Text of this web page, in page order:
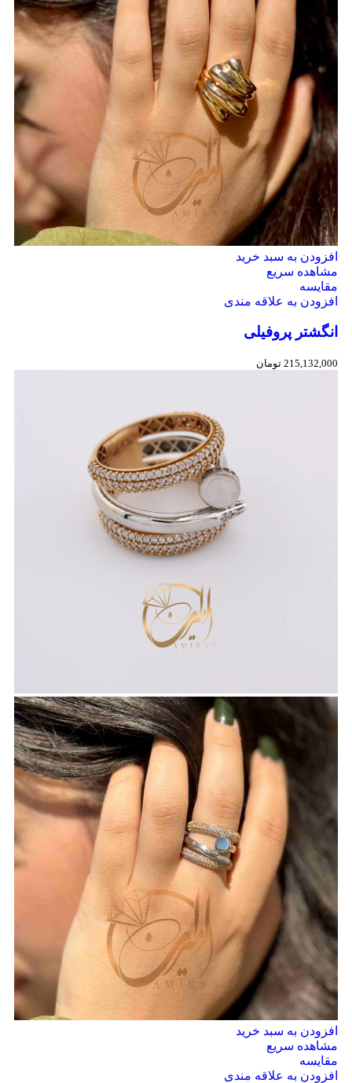
افزودن به سبد خرید
مشاهده سریع
مقایسه
افزودن به علاقه مندی
انگشتر پروفیلی
215,132,000 تومان
افزودن به سبد خرید
مشاهده سریع
مقایسه
افزودن به علاقه مندی